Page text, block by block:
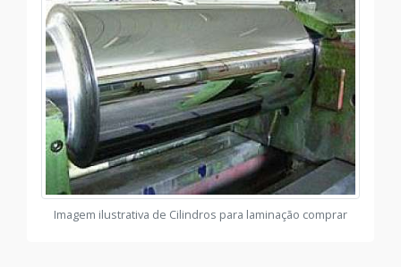
Imagem ilustrativa de Cilindros para laminação comprar